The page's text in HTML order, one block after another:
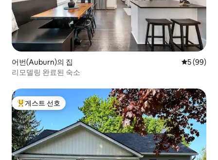
어번(Auburn)의 집 평점 5점(5
5 (99)
리모델링 완료된 숙소
상위 게스트 선호
게스트 선호